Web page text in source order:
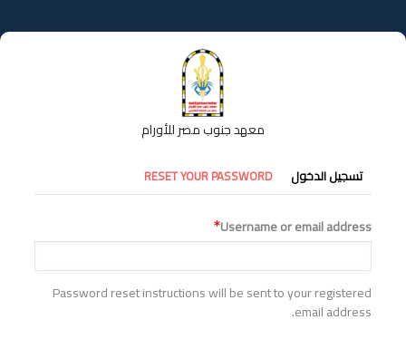
إلى
المحتوى
معهد جنوب مصر للأورام
التبويبات
الأساسية
تسجيل الدخول RESET YOUR PASSWORD
Username or email address
Password reset instructions will be sent to your registered
email address.